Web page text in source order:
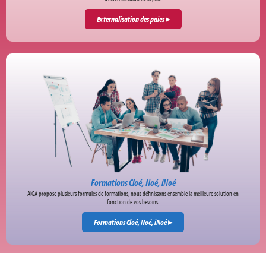
Externalisation des paies▸
Formations Cloé, Noé, iNoé
AIGA propose plusieurs formules de formations, nous définissons ensemble la meilleure solution en
fonction de vos besoins.
Formations Cloé, Noé, iNoé▸